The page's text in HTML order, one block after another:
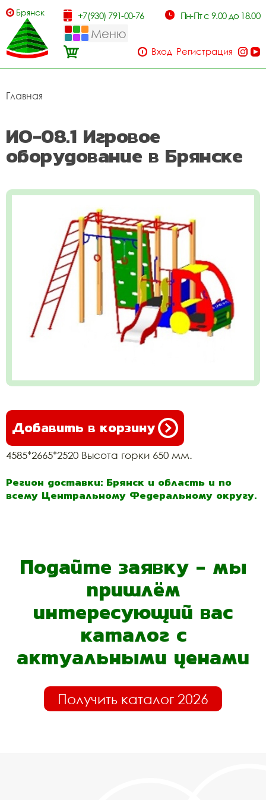
Брянск +7(930) 791-00-76 Пн-Пт с 9.00 до 18.00
Меню
Вход Регистрация
Главная
ИО-08.1 Игровое
оборудование в Брянске
Добавить в корзину
4585*2665*2520 Высота горки 650 мм.
Регион доставки: Брянск и область и по
всему Центральному Федеральному округу.
Подайте заявку - мы
пришлём
интересующий вас
каталог с
актуальными ценами
Получить каталог 2026